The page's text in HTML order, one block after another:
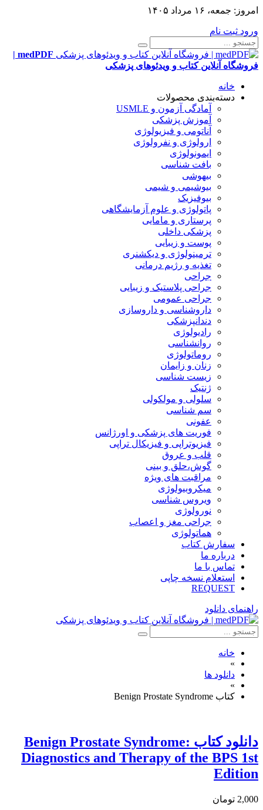
امروز: جمعه، ۱۶ مرداد ۱۴۰۵
ورود ثبت نام
medPDF |
فروشگاه آنلاین کتاب و ویدئوهای پزشکی
خانه
دسته‌بندی محصولات
آمادگی آزمون و USMLE
آموزش پزشکی
آناتومی و فیزیولوژی
ارولوژی و نفرولوژی
ایمونولوژی
بافت شناسی
بیهوشی
بیوشیمی و شیمی
بیوفیزیک
پاتولوژی و علوم آزمایشگاهی
پرستاری و مامایی
پزشکی داخلی
پوست و زیبایی
ترمینولوژی و دیکشنری
تغذیه و رژیم درمانی
جراحی
جراحی پلاستیک و زیبایی
جراحی عمومی
داروشناسی و داروسازی
دندانپزشکی
رادیولوژی
روانشناسی
روماتولوژی
زنان و زایمان
زیست شناسی
ژنتیک
سلولی و مولکولی
سم شناسی
عفونی
فوریت های پزشکی و اورژانس
فیزیوتراپی و فیزیکال تراپی
قلب و عروق
گوش،حلق و بینی
مراقبت های ویژه
میکروبیولوژی
ویروس شناسی
نورولوژی
جراحی مغز و اعصاب
هماتولوژی
سفارش کتاب
درباره ما
تماس با ما
استعلام نسخه چاپی
REQUEST
راهنمای دانلود
خانه
»
دانلود ها
»
کتاب Benign Prostate Syndrome
دانلود کتاب Benign Prostate Syndrome:
Diagnostics and Therapy of the BPS 1st
Edition
2,000 تومان